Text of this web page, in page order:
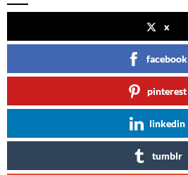
x
facebook
pinterest
linkedin
tumblr